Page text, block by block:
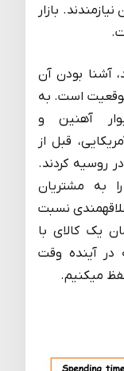
بازار
آشنا بودن آن
است. به
آهنین و
قبل از
روسیه کردند.
به مشتریان
نسبت
یک کالای با
در آینده وقت
میکنیم.